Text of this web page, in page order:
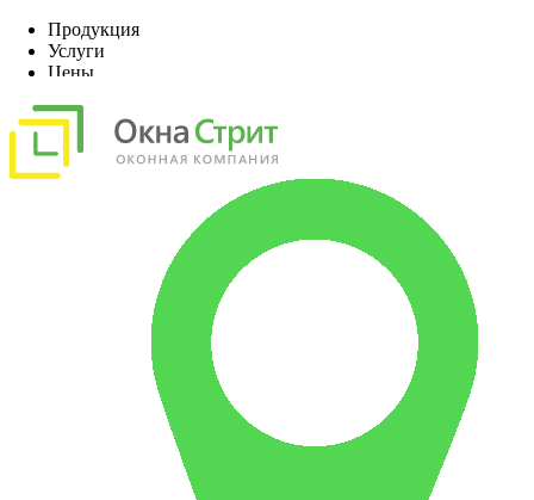
Продукция
Услуги
Цены
О компании
Акции, скидки
Контакты